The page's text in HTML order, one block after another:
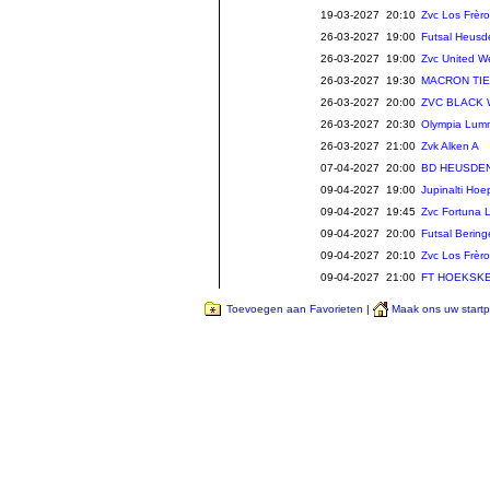
19-03-2027 20:10 Zvc Los
26-03-2027 19:00 Futsal
26-03-2027 19:00 Zvc United
26-03-2027 19:30 MACRON
26-03-2027 20:00 ZVC BLACK
26-03-2027 20:30 Olympia
26-03-2027 21:00 Zvk Alken A
07-04-2027 20:00 BD
09-04-2027 19:00 Jupinalti
09-04-2027 19:45 Zvc Fortuna
09-04-2027 20:00 Futsal
09-04-2027 20:10 Zvc Los
09-04-2027 21:00 FT
Toevoegen aan Favorieten | Maak ons uw